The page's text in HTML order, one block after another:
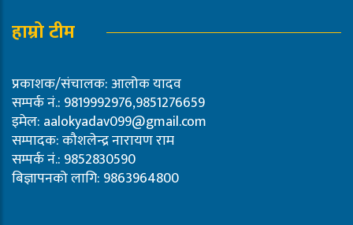
हाम्रो टीम
प्रकाशक/संचालक: आलोक यादव
सम्पर्क नं.: 9819992976,9851276659
इमेल: aalokyadav099@gmail.com
सम्पादक: कौशलेन्द्र नारायण राम
सम्पर्क नं.: 9852830590
बिज्ञापनको लागि: 9863964800